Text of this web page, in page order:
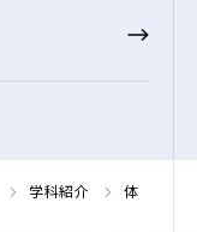
学科紹介
体